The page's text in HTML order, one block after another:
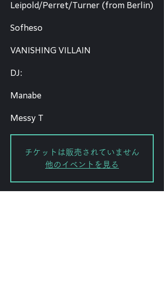
Leipold/Perret/Turner (from Berlin)
Sofheso
VANISHING VILLAIN
DJ:
Manabe
Messy T
チケットは販売されていません
他のイベントを見る